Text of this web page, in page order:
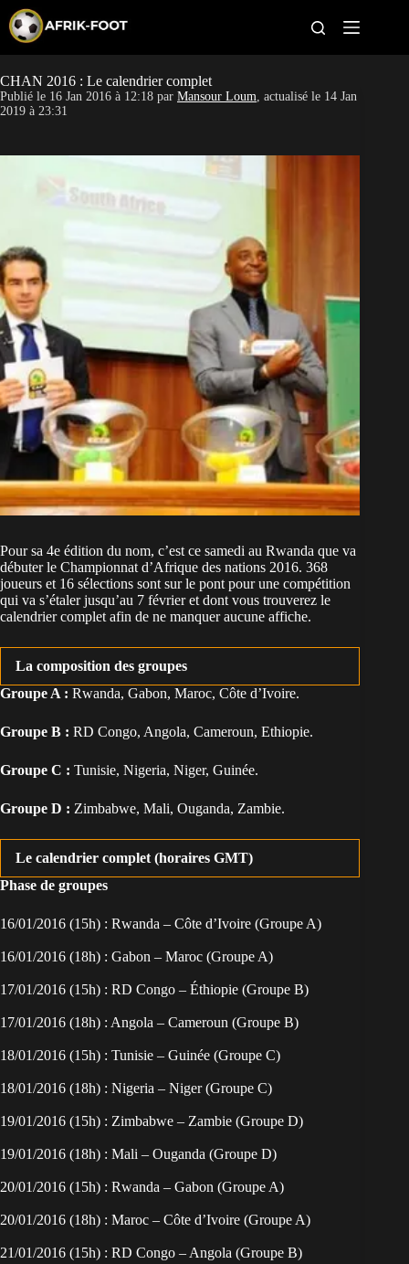
p
o
c
t
CAN féminine
Pays
Clubs
Classement
Paris sportifs
CHAN 2016 : Le calendrier complet
Publié le 16 Jan 2016 à 12:18 par Mansour Loum, actualisé le 14 Jan
2019 à 23:31
Pour sa 4e édition du nom, c’est ce samedi au Rwanda que va
débuter le Championnat d’Afrique des nations 2016. 368
joueurs et 16 sélections sont sur le pont pour une compétition
qui va s’étaler jusqu’au 7 février et dont vous trouverez le
calendrier complet afin de ne manquer aucune affiche.
La composition des groupes
Groupe A : Rwanda, Gabon, Maroc, Côte d’Ivoire.
Groupe B : RD Congo, Angola, Cameroun, Ethiopie.
Groupe C : Tunisie, Nigeria, Niger, Guinée.
Groupe D : Zimbabwe, Mali, Ouganda, Zambie.
Le calendrier complet (horaires GMT)
Phase de groupes
16/01/2016 (15h) : Rwanda – Côte d’Ivoire (Groupe A)
16/01/2016 (18h) : Gabon – Maroc (Groupe A)
17/01/2016 (15h) : RD Congo – Éthiopie (Groupe B)
17/01/2016 (18h) : Angola – Cameroun (Groupe B)
18/01/2016 (15h) : Tunisie – Guinée (Groupe C)
18/01/2016 (18h) : Nigeria – Niger (Groupe C)
19/01/2016 (15h) : Zimbabwe – Zambie (Groupe D)
19/01/2016 (18h) : Mali – Ouganda (Groupe D)
20/01/2016 (15h) : Rwanda – Gabon (Groupe A)
20/01/2016 (18h) : Maroc – Côte d’Ivoire (Groupe A)
21/01/2016 (15h) : RD Congo – Angola (Groupe B)